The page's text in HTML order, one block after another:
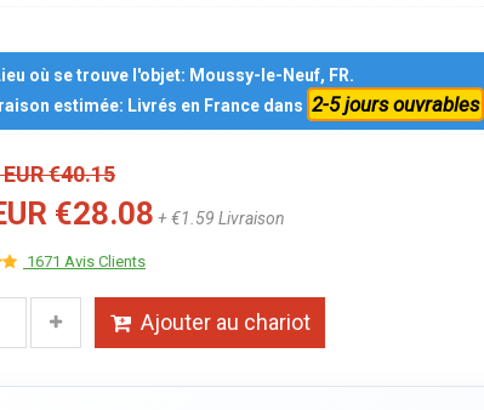
où se trouve l'objet: Moussy-le-Neuf, FR.
estimée: Livrés en France dans 2-5 jours ouvrables
EUR €40.15
€28.08 + €1.59 Livraison
1671 Avis Clients
Ajouter au chariot